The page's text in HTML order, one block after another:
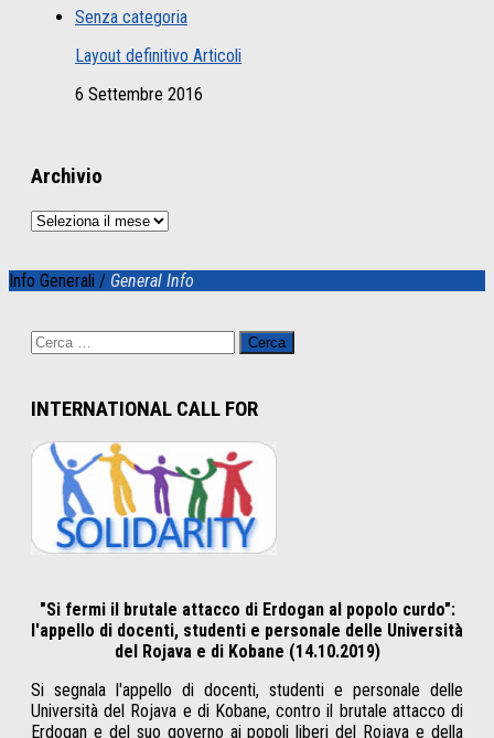
Senza categoria
Layout definitivo Articoli
6 Settembre 2016
Archivio
Archivio
Info Generali / General Info
Ricerca
per:
INTERNATIONAL CALL FOR
"Si fermi il brutale attacco di Erdogan al popolo curdo":
l'appello di docenti, studenti e personale delle Università
del Rojava e di Kobane (14.10.2019)
Si segnala l'appello di docenti, studenti e personale delle
Università del Rojava e di Kobane, contro il brutale attacco di
Erdogan e del suo governo ai popoli liberi del Rojava e della